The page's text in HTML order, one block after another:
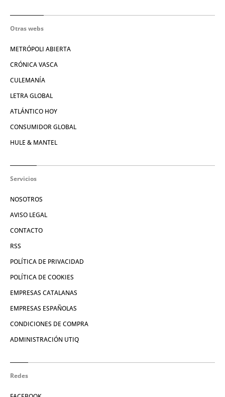
Otras webs
METRÓPOLI ABIERTA
CRÓNICA VASCA
CULEMANÍA
LETRA GLOBAL
ATLÁNTICO HOY
CONSUMIDOR GLOBAL
HULE & MANTEL
Servicios
NOSOTROS
AVISO LEGAL
CONTACTO
RSS
POLÍTICA DE PRIVACIDAD
POLÍTICA DE COOKIES
EMPRESAS CATALANAS
EMPRESAS ESPAÑOLAS
CONDICIONES DE COMPRA
ADMINISTRACIÓN UTIQ
Redes